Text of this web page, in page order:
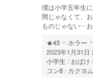
僕は小学五年生
間じゃなくて、
ものじゃない…
★45
ホラー
2023年1月31日
小学生
おばけ
コン8
カクヨ